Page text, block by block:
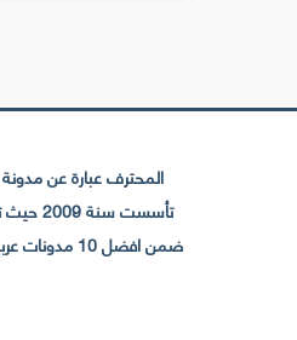
المحترف عبارة عن